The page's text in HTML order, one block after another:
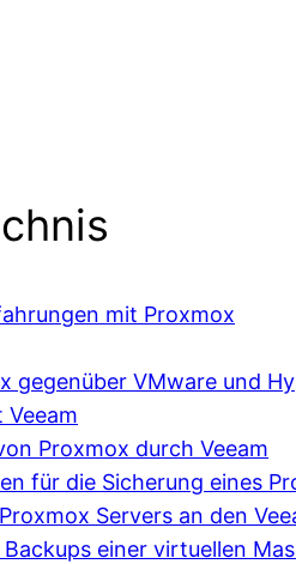
mit Proxmox
gegenüber VMware und
Veeam
Proxmox durch Veeam
für die Sicherung eines
Servers an den
einer virtuellen